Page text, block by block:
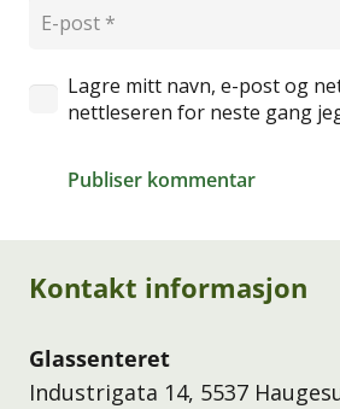
Lagre mitt navn, e-post og
nettleseren for neste gang
Publiser kommentar
Kontakt informasjon
Glassenteret
Industrigata 14, 5537